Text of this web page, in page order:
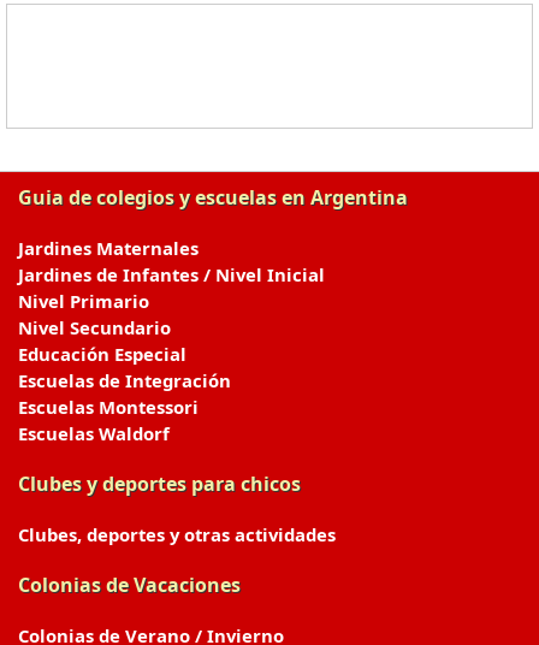
Guia de colegios y escuelas en Argentina
Jardines Maternales
Jardines de Infantes / Nivel Inicial
Nivel Primario
Nivel Secundario
Educación Especial
Escuelas de Integración
Escuelas Montessori
Escuelas Waldorf
Clubes y deportes para chicos
Clubes, deportes y otras actividades
Colonias de Vacaciones
Colonias de Verano / Invierno